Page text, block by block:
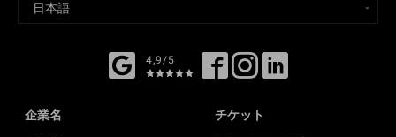
4,9/5
企業名 チケット